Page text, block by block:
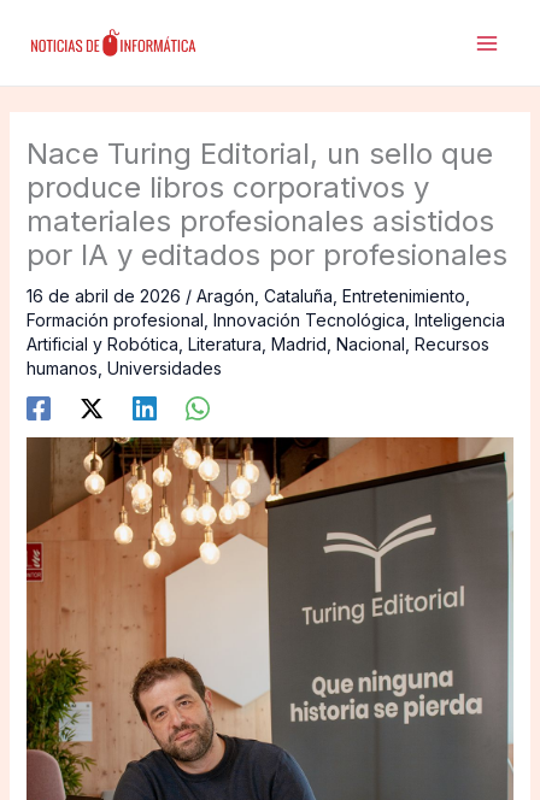
Nace Turing Editorial, un sello que
produce libros corporativos y
materiales profesionales asistidos
por IA y editados por profesionales
16 de abril de 2026 / Aragón Cataluña Entretenimiento
Formación profesional Innovación Tecnológica Inteligencia
Artificial y Robótica Literatura Madrid Nacional Recursos
humanos Universidades